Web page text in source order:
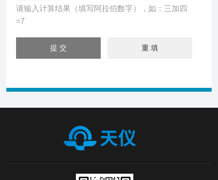
请输入计算结果（填写阿拉伯数字），如：三加四
=7